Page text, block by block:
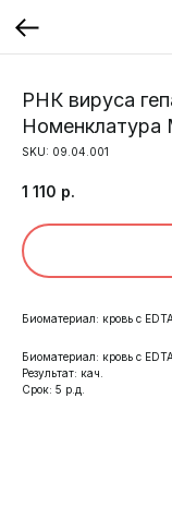
РНК вируса
SKU: 09.04.001
1 110 р.
Биоматериал: кровь с
Биоматериал: кровь с
Результат: кач.
Срок: 5 р.д.